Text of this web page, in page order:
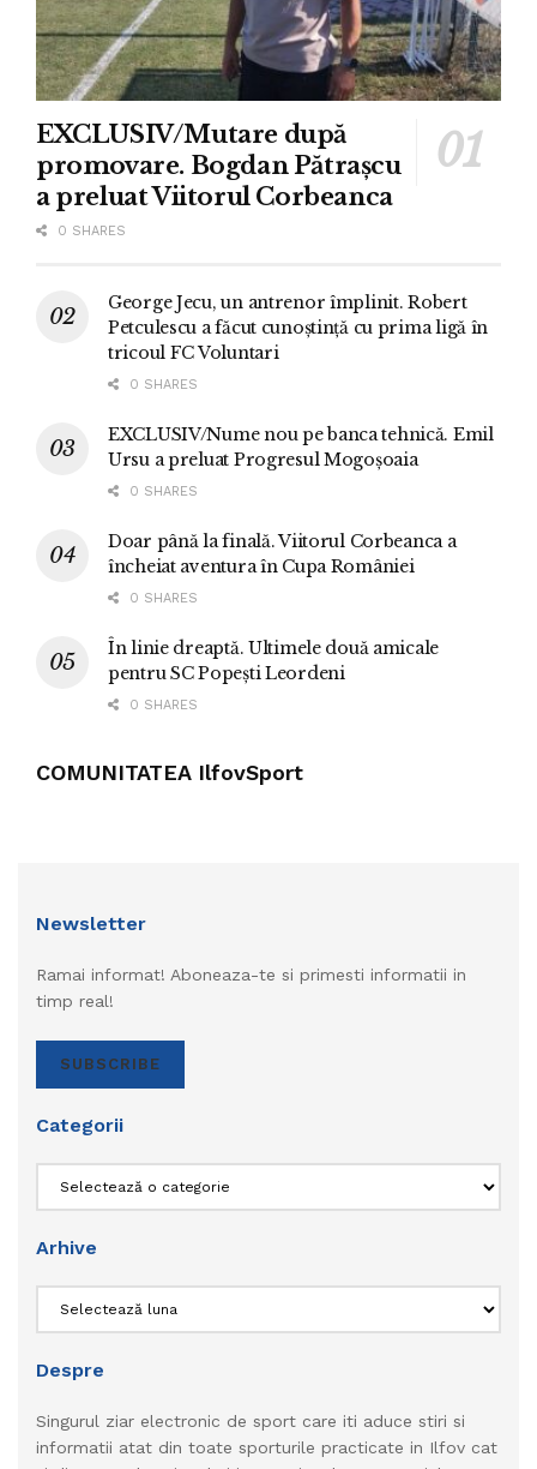
EXCLUSIV/Mutare după
promovare. Bogdan Pătrașcu
a preluat Viitorul Corbeanca
0 SHARES
George Jecu, un antrenor împlinit. Robert
Petculescu a făcut cunoștință cu prima ligă în
tricoul FC Voluntari
0 SHARES
EXCLUSIV/Nume nou pe banca tehnică. Emil
Ursu a preluat Progresul Mogoșoaia
0 SHARES
Doar până la finală. Viitorul Corbeanca a
încheiat aventura în Cupa României
0 SHARES
În linie dreaptă. Ultimele două amicale
pentru SC Popești Leordeni
0 SHARES
COMUNITATEA IlfovSport
Newsletter
Ramai informat! Aboneaza-te si primesti informatii in
timp real!
SUBSCRIBE
Categorii
Arhive
Despre
Singurul ziar electronic de sport care iti aduce stiri si
informatii atat din toate sporturile practicate in Ilfov cat